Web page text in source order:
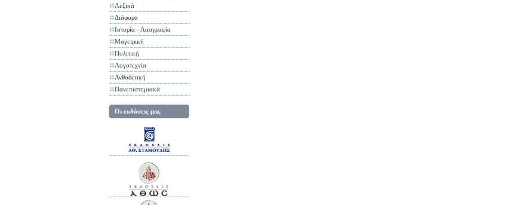
Λεξικά
Διάφορα
Ιστορία - Λαογραφία
Μαγειρική
Πολιτική
Λογοτεχνία
Ανθοδετική
Πανεπιστημιακά
Οι εκδόσεις μας